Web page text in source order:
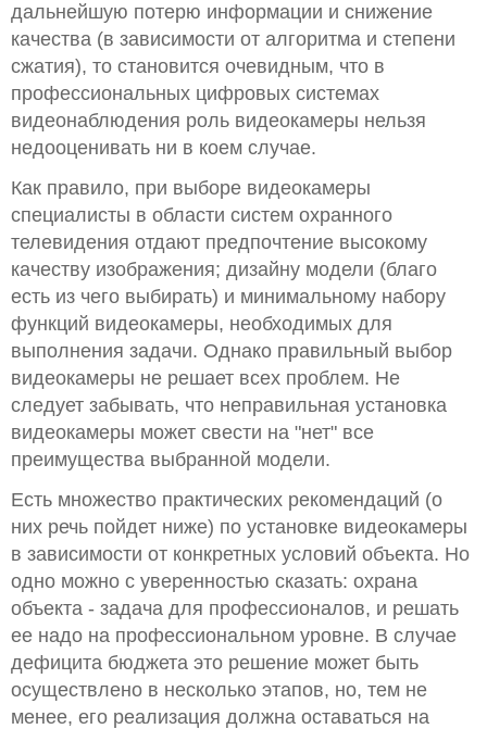
дальнейшую потерю информации и снижение
качества (в зависимости от алгоритма и степени
сжатия), то становится очевидным, что в
профессиональных цифровых системах
видеонаблюдения роль видеокамеры нельзя
недооценивать ни в коем случае.
Как правило, при выборе видеокамеры
специалисты в области систем охранного
телевидения отдают предпочтение высокому
качеству изображения; дизайну модели (благо
есть из чего выбирать) и минимальному набору
функций видеокамеры, необходимых для
выполнения задачи. Однако правильный выбор
видеокамеры не решает всех проблем. Не
следует забывать, что неправильная установка
видеокамеры может свести на "нет" все
преимущества выбранной модели.
Есть множество практических рекомендаций (о
них речь пойдет ниже) по установке видеокамеры
в зависимости от конкретных условий объекта. Но
одно можно с уверенностью сказать: охрана
объекта - задача для профессионалов, и решать
ее надо на профессиональном уровне. В случае
дефицита бюджета это решение может быть
осуществлено в несколько этапов, но, тем не
менее, его реализация должна оставаться на